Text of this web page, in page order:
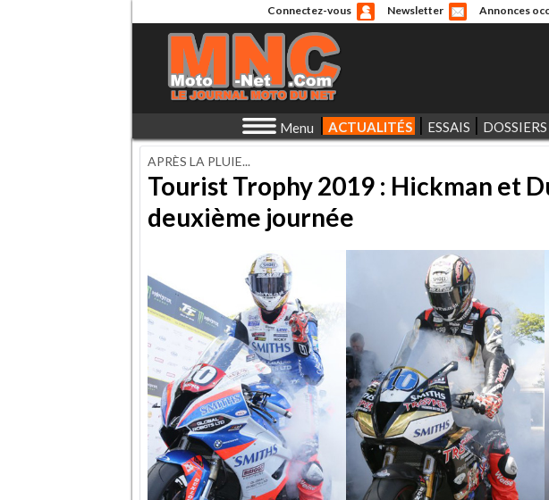
Connectez-vous Newsletter Annonces
Menu ACTUALITÉS ESSAIS DOSSIERS
APRÈS LA PLUIE...
Tourist Trophy 2019 : Hickman et
deuxième journée